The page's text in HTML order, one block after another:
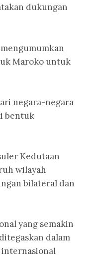
dukungan
Maroko untuk
negara-negara
bentuk
Kedutaan
wilayah
bilateral dan
yang semakin
dalam
internasional